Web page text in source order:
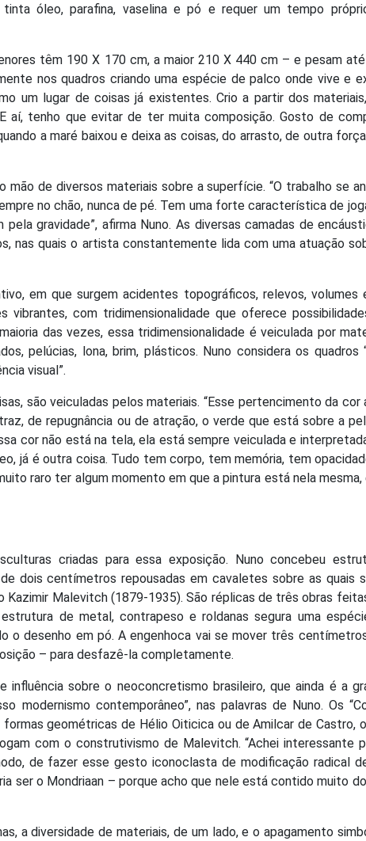
óleo, parafina, vaselina e pó e requer um tempo
têm 190 X 170 cm, a maior 210 X 440 cm – e pesam
nos quadros criando uma espécie de palco onde vive e
um lugar de coisas já existentes. Crio a partir dos
aí, tenho que evitar de ter muita composição. Gosto de
a maré baixou e deixa as coisas, do arrasto, de outra
mão de diversos materiais sobre a superfície. “O trabalho se
no chão, nunca de pé. Tem uma forte característica de
gravidade”, afirma Nuno. As diversas camadas de
nas quais o artista constantemente lida com uma atuação
em que surgem acidentes topográficos, relevos, volumes
vibrantes, com tridimensionalidade que oferece
das vezes, essa tridimensionalidade é veiculada por
pelúcias, lona, brim, plásticos. Nuno considera os quadros
visual”.
são veiculadas pelos materiais. “Esse pertencimento da cor
de repugnância ou de atração, o verde que está sobre a
cor não está na tela, ela está sempre veiculada e
já é outra coisa. Tudo tem corpo, tem memória, tem
raro ter algum momento em que a pintura está nela
criadas para essa exposição. Nuno concebeu
dois centímetros repousadas em cavaletes sobre as quais
Malevitch (1879-1935). São réplicas de três obras
de metal, contrapeso e roldanas segura uma
o desenho em pó. A engenhoca vai se mover três
– para desfazê-la completamente.
sobre o neoconcretismo brasileiro, que ainda é a
modernismo contemporâneo”, nas palavras de Nuno. Os
formas geométricas de Hélio Oiticica ou de Amilcar de Castro,
com o construtivismo de Malevitch. “Achei interessante
de fazer esse gesto iconoclasta de modificação radical
ser o Mondriaan – porque acho que nele está contido muito
a diversidade de materiais, de um lado, e o apagamento